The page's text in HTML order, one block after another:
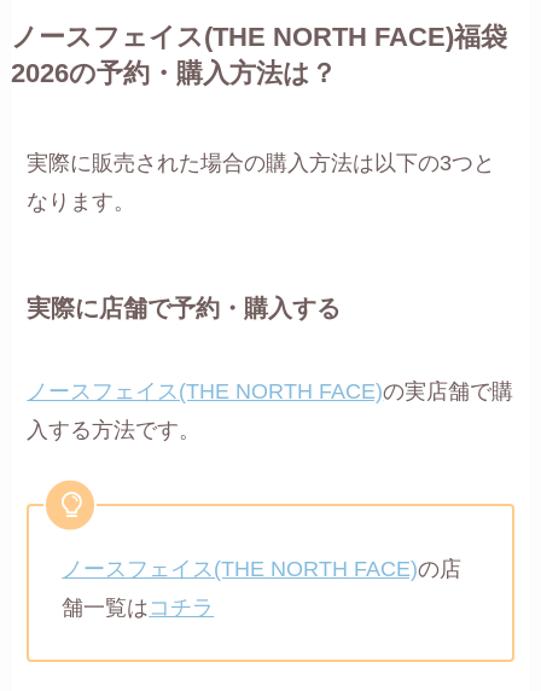
ノースフェイス(THE NORTH FACE)福袋
2026の予約・購入方法は？
実際に販売された場合の購入方法は以下の3つと
なります。
実際に店舗で予約・購入する
ノースフェイス(THE NORTH FACE)の実店舗で購
入する方法です。
ノースフェイス(THE NORTH FACE)の店
舗一覧は コチラ